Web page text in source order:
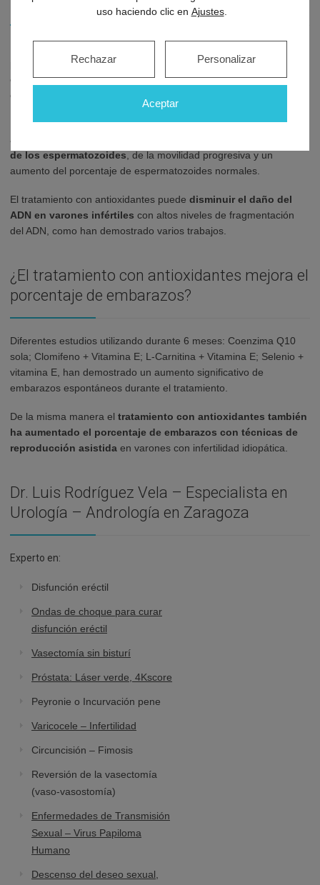
papel importanteprotegiendo al espermatozoide del estrés
oxidativoy mejorando la movilidad y la calidad de los
espermatozoides.
En un estudio realizado en España tras este tratamiento con
antioxidantes se observó una
de los espermatozoides , de la movilidad progresiva y un
aumento del porcentaje de espermatozoides normales.
El tratamiento con antioxidantes puede disminuir el daño del
ADN en varones infértiles con altos niveles de fragmentación
del ADN, como han demostrado varios trabajos.
¿El tratamiento con antioxidantes mejora el
porcentaje de embarazos?
Diferentes estudios utilizando durante 6 meses: Coenzima Q10
sola; Clomifeno + Vitamina E; L-Carnitina + Vitamina E; Selenio +
vitamina E, han demostrado un aumento significativo de
embarazos espontáneos durante el tratamiento.
De la misma manera el tratamiento con antioxidantes también
ha aumentado el porcentaje de embarazos con técnicas de
reproducción asistida en varones con infertilidad idiopática.
Dr. Luis Rodríguez Vela – Especialista en
Urología – Andrología en Zaragoza
Experto en:
Disfunción eréctil
Ondas de choque para curar
disfunción eréctil
Vasectomía sin bisturí
Próstata: Láser verde, 4Kscore
Peyronie o Incurvación pene
Varicocele – Infertilidad
Circuncisión – Fimosis
Reversión de la vasectomía
(vaso-vasostomía)
Enfermedades de Transmisión
Sexual – Virus Papiloma
Humano
Descenso del deseo sexual,
uso haciendo clic en Ajustes.
Aceptar
Rechazar Personalizar